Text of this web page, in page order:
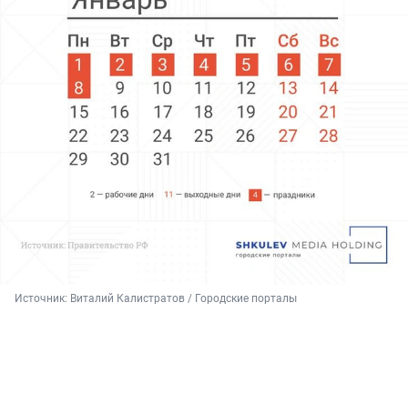
Источник: Виталий Калистратов / Городские порталы